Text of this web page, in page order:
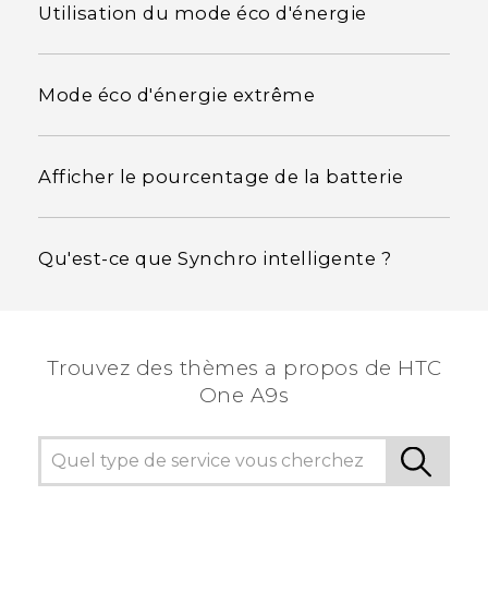
Utilisation du mode éco d'énergie
Mode éco d'énergie extrême
Afficher le pourcentage de la batterie
Qu'est-ce que Synchro intelligente ?
Trouvez des thèmes a propos de HTC
One A9s